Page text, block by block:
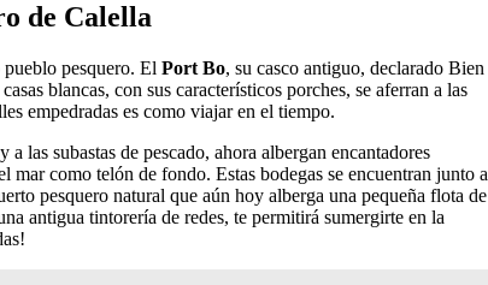
de Calella
pesquero. El Port Bo, su casco antiguo, declarado Bien
blancas, con sus característicos porches, se aferran a las
empedradas es como viajar en el tiempo.
las subastas de pescado, ahora albergan encantadores
como telón de fondo. Estas bodegas se encuentran junto a
pesquero natural que aún hoy alberga una pequeña flota de
antigua tintorería de redes, te permitirá sumergirte en la